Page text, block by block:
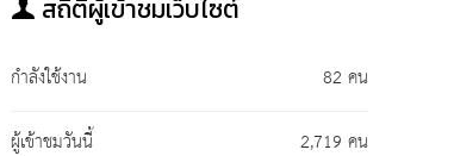
สถิติผู้เข้าชมเว็บไซต์
กำลังใช้งาน
82 คน
ผู้เข้าชมวันนี้
2,719 คน